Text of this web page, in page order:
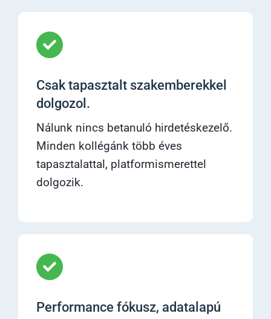
Csak tapasztalt szakemberekkel
dolgozol.
Nálunk nincs betanuló hirdetéskezelő.
Minden kollégánk több éves
tapasztalattal, platformismerettel
dolgozik.
Performance fókusz, adatalapú